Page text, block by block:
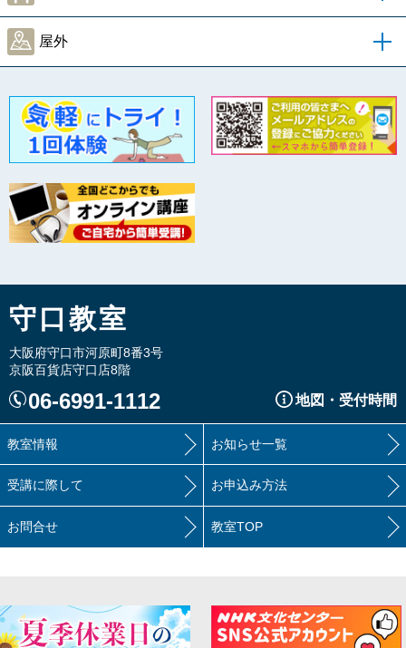
屋外
守口教室
大阪府守口市河原町8番3号
京阪百貨店守口店8階
06-6991-1112 地図・受付時間
教室情報 お知らせ一覧
受講に際して お申込み方法
お問合せ 教室TOP